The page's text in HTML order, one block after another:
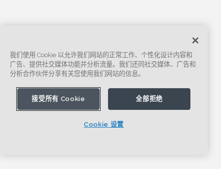
我们使用 Cookie 以允许我们网站的正常工作、个性化设计内容和
广告、提供社交媒体功能并分析流量。我们还同社交媒体、广告和
分析合作伙伴分享有关您使用我们网站的信息。
接受所有 Cookie 全部拒绝
Cookie 设置